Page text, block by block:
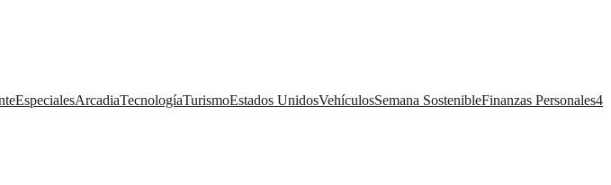
EspecialesArcadiaTecnologíaTurismoEstados UnidosVehículosSemana SostenibleFinanzas Personales4